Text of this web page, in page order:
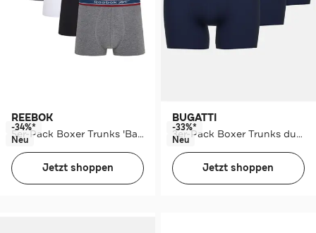
REEBOK
5er-Pack Boxer Trunks 'Baird' mehrfarbig
-34%*
Neu
Jetzt shoppen
BUGATTI
3er-Pack Boxer Trunks dunkelblau
-33%*
Neu
Jetzt shoppen